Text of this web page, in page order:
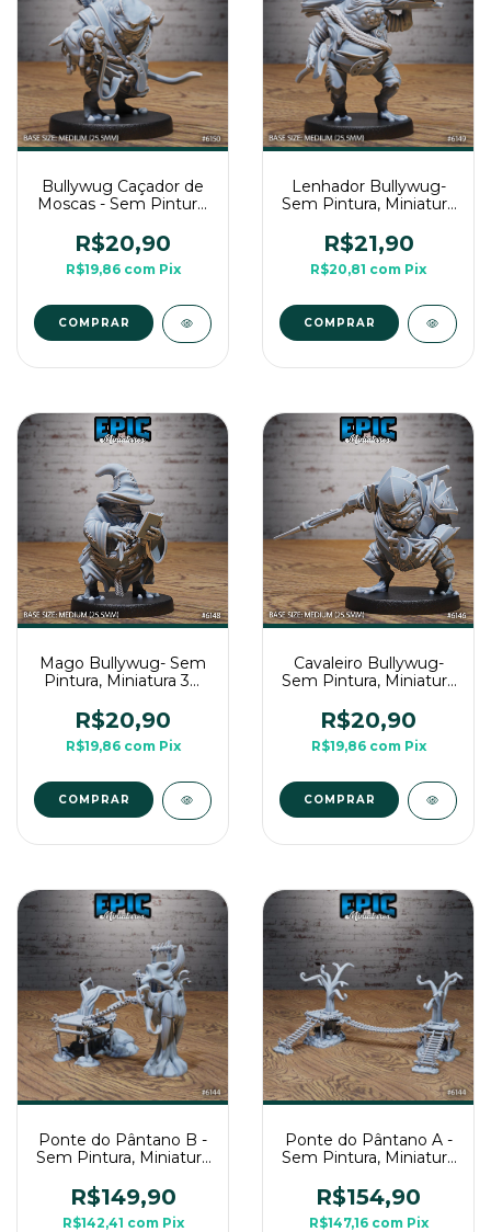
Bullywug Caçador de
Moscas - Sem Pintura,
Para Rpg de Mesa
R$20,90
R$19,86 com Pix
COMPRAR
Lenhador Bullywug-
Sem Pintura, Miniatura
Mesa
R$21,90
R$20,81 com Pix
COMPRAR
Mago Bullywug- Sem
Pintura, Miniatura 3D
Mesa
R$20,90
R$19,86 com Pix
COMPRAR
Cavaleiro Bullywug-
Sem Pintura, Miniatura
Mesa
R$20,90
R$19,86 com Pix
COMPRAR
Ponte do Pântano B -
Sem Pintura, Miniatura
de Mesa
R$149,90
R$142,41 com Pix
Ponte do Pântano A -
Sem Pintura, Miniatura
de Mesa
R$154,90
R$147,16 com Pix